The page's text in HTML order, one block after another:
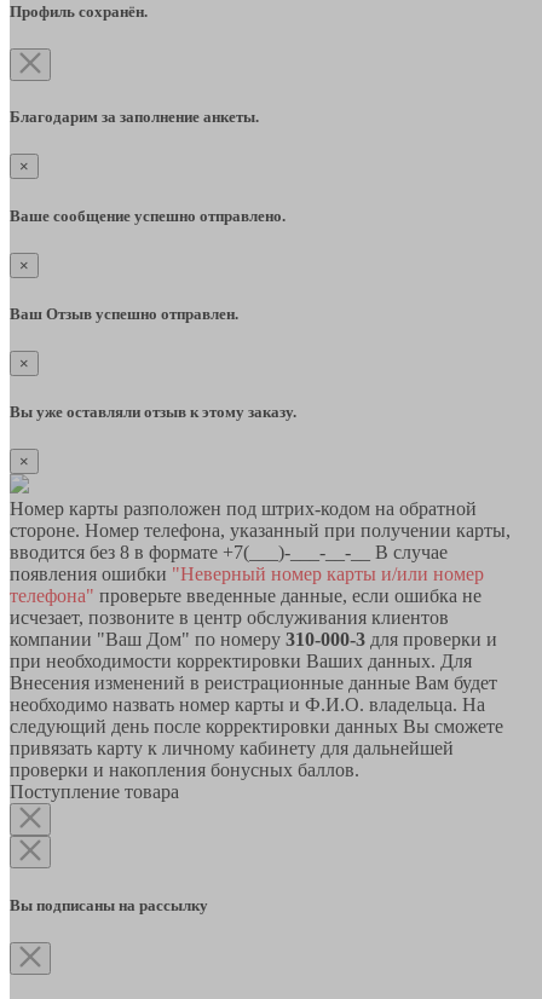
Профиль сохранён.
Благодарим за заполнение анкеты.
×
Ваше сообщение успешно отправлено.
×
Ваш Отзыв успешно отправлен.
×
Вы уже оставляли отзыв к этому заказу.
×
Номер карты разположен под штрих-кодом на обратной
стороне. Номер телефона, указанный при получении карты,
вводится без 8 в формате +7(___)-___-__-__ В случае
появления ошибки "Неверный номер карты и/или номер
телефона" проверьте введенные данные, если ошибка не
исчезает, позвоните в центр обслуживания клиентов
компании "Ваш Дом" по номеру 310-000-3 для проверки и
при необходимости корректировки Ваших данных. Для
Внесения изменений в реистрационные данные Вам будет
необходимо назвать номер карты и Ф.И.О. владельца. На
следующий день после корректировки данных Вы сможете
привязать карту к личному кабинету для дальнейшей
проверки и накопления бонусных баллов.
Поступление товара
Вы подписаны на рассылку